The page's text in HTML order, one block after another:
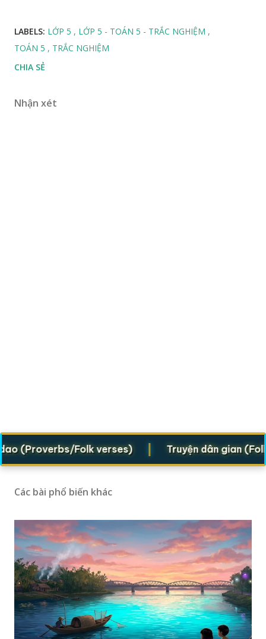
LABELS: LỚP 5
LỚP 5 - TOÁN 5 - TRẮC NGHIỆM
TOÁN 5
TRẮC NGHIỆM
CHIA SẺ
Nhận xét
Folk verses) | Truyện dân gian
Các bài phổ biến khác